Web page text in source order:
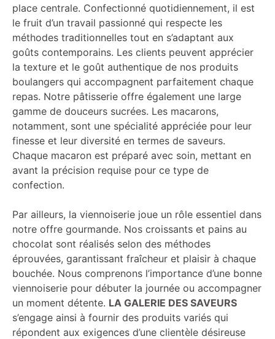
place centrale. Confectionné quotidiennement, il est
le fruit d’un travail passionné qui respecte les
méthodes traditionnelles tout en s’adaptant aux
goûts contemporains. Les clients peuvent apprécier
la texture et le goût authentique de nos produits
boulangers qui accompagnent parfaitement chaque
repas. Notre pâtisserie offre également une large
gamme de douceurs sucrées. Les macarons,
notamment, sont une spécialité appréciée pour leur
finesse et leur diversité en termes de saveurs.
Chaque macaron est préparé avec soin, mettant en
avant la précision requise pour ce type de
confection.
Par ailleurs, la viennoiserie joue un rôle essentiel dans
notre offre gourmande. Nos croissants et pains au
chocolat sont réalisés selon des méthodes
éprouvées, garantissant fraîcheur et plaisir à chaque
bouchée. Nous comprenons l’importance d’une bonne
viennoiserie pour débuter la journée ou accompagner
un moment détente. LA GALERIE DES SAVEURS
s’engage ainsi à fournir des produits variés qui
répondent aux exigences d’une clientèle désireuse